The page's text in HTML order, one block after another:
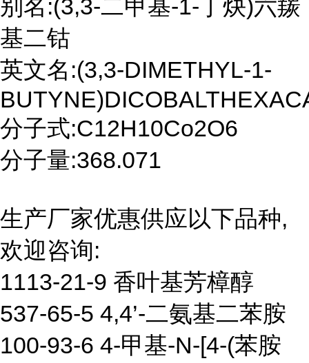
别名:(3,3-二甲基-1-丁炔)六羰
基二钴
英文名:(3,3-DIMETHYL-1-
分子式:C12H10Co2O6
分子量:368.071
生产厂家优惠供应以下品种,
欢迎咨询:
1113-21-9 香叶基芳樟醇
537-65-5 4,4’-二氨基二苯胺
100-93-6 4-甲基-N-[4-(苯胺